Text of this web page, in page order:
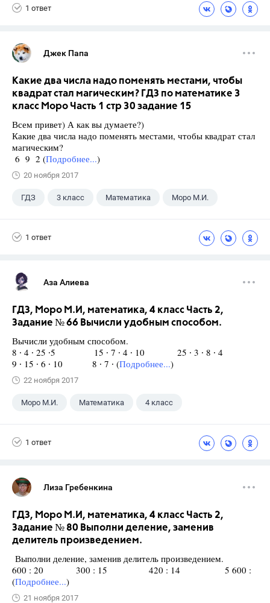
1 ответ
Джек Папа
Какие два числа надо поменять местами, чтобы
квадрат стал магическим? ГДЗ по математике 3
класс Моро Часть 1 стр 30 задание 15
Всем привет) А как вы думаете?)
Какие два числа надо поменять местами, чтобы квадрат стал
магическим?
6 9 2 (Подробнее...)
20 ноября 2017
ГДЗ 3 класс Математика Моро М.И.
1 ответ
Аза Алиева
ГДЗ, Моро М.И, математика, 4 класс Часть 2,
Задание № 66 Вычисли удобным способом.
Вычисли удобным способом.
8 ∙ 4 ∙ 25 ∙5 15 ∙ 7 ∙ 4 ∙ 10 25 ∙ 3 ∙ 8 ∙ 4
9 ∙ 15 ∙ 6 ∙ 10 8 ∙ 7 ∙ (Подробнее...)
22 ноября 2017
Моро М.И. Математика 4 класс
1 ответ
Лиза Гребенкина
ГДЗ, Моро М.И, математика, 4 класс Часть 2,
Задание № 80 Выполни деление, заменив
делитель произведением.
Выполни деление, заменив делитель произведением.
600 : 20 300 : 15 420 : 14 5 600 :
(Подробнее...)
21 ноября 2017